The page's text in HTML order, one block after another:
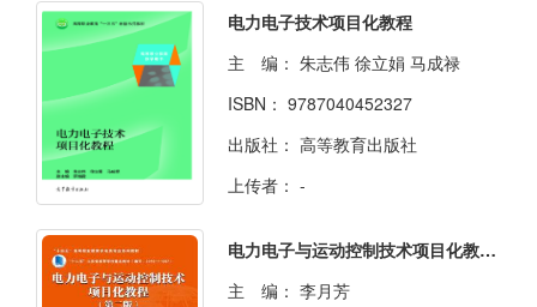
电力电子技术项目化教程
主 编： 朱志伟 徐立娟 马成禄
ISBN： 9787040452327
出版社： 高等教育出版社
上传者： -
电力电子与运动控制技术项目化教程（第二版）
主 编： 李月芳